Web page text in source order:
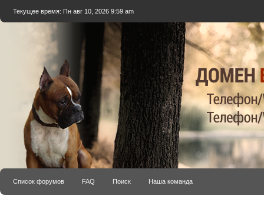
Текущее время: Пн авг 10, 2026 9:59 am
Список форумов FAQ Поиск Наша команда